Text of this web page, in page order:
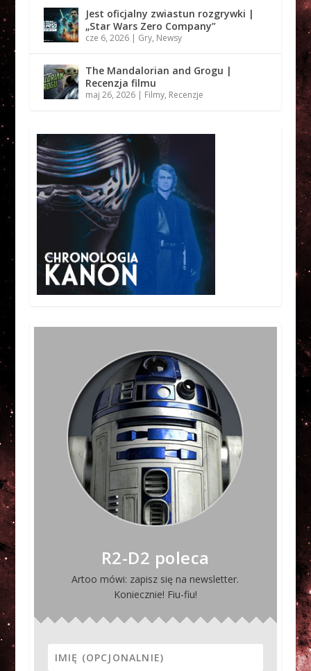
Jest oficjalny zwiastun rozgrywki |
„Star Wars Zero Company”
cze 6, 2026| Gry, Newsy
The Mandalorian and Grogu |
Recenzja filmu
maj 26, 2026| Filmy, Recenzje
R2-D2 poleca
Artoo mówi: zapisz się na newsletter.
Koniecznie! Fiu-fiu!